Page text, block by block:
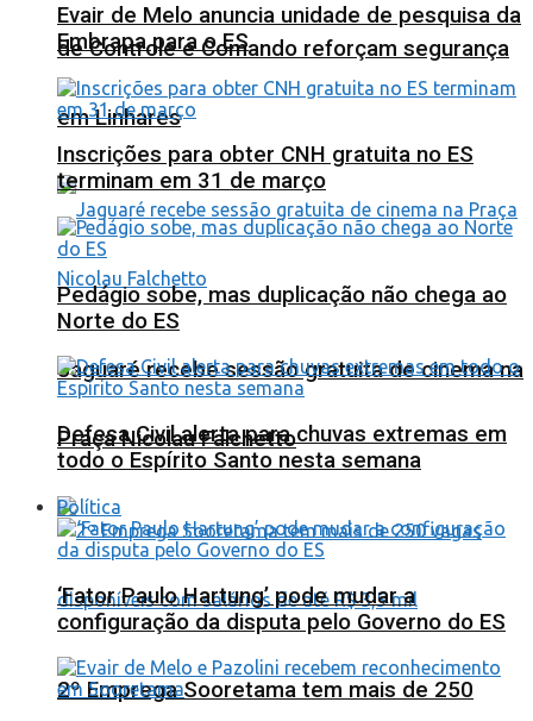
de Controle e Comando reforçam segurança
em Linhares
Jaguaré recebe sessão gratuita de cinema na
Praça Nicolau Falchetto
2º Emprega Sooretama tem mais de 250
Evair de Melo anuncia unidade de pesquisa da
Embrapa para o ES
Inscrições para obter CNH gratuita no ES
terminam em 31 de março
Pedágio sobe, mas duplicação não chega ao
Norte do ES
Defesa Civil alerta para chuvas extremas em
todo o Espírito Santo nesta semana
Política
‘Fator Paulo Hartung’ pode mudar a
configuração da disputa pelo Governo do ES